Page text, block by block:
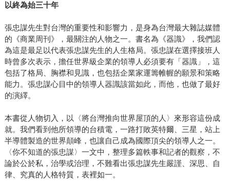
以終為始三十年
張忠謀先生對台灣的重要性和影響力，是身為台灣最大雜誌媒體
的《商業周刊》，最關注的人物之一。書名為《器識》，我們認
為這是最足以代表張忠謀先生的人生格局。張忠謀在選擇接班人
時曾多次表示，擔任世界級企業的領導人必須要有「器識」，這
包括了格局、胸襟和見識，也包括企業家運籌帷幄的願景和策略
能力。張忠謀心目中的領導人器識該當如此，而他，也做了最好
的演繹。
本書從人物切入，以〈將台灣推向世界屋頂的人〉來形容這份成
就。我們看到他所領導的台積電，一路打敗英特爾、三星，站上
半導體製造的世界顛峰，也讓自己成為國際頂尖的領導人之一。
〈你不知道的張忠謀〉一文中，整理多篇軼事和記者的觀察，不
論於公於私，治學或治理，不難看出張忠謀先生嚴謹、深思、自
律、究真的人格特質，表裡如一。